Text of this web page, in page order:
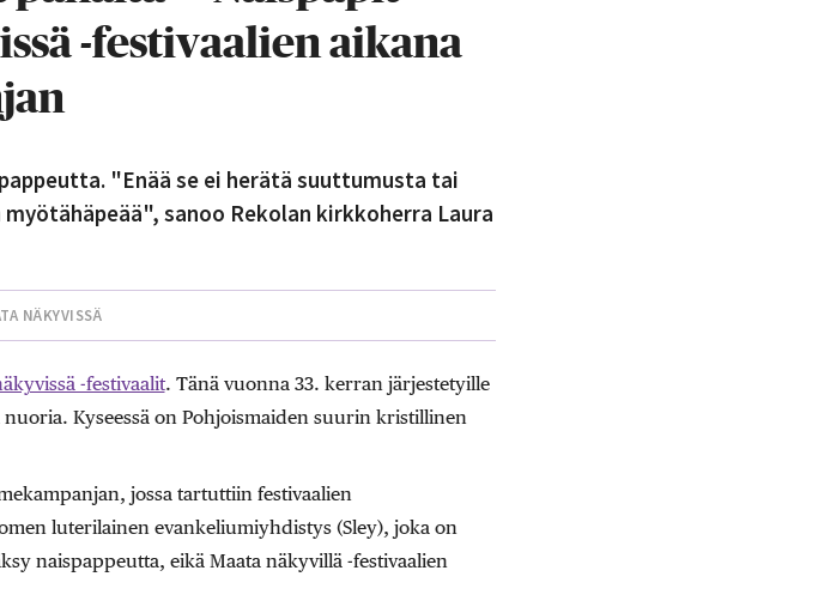
-festivaalien aikana
"Enää se ei herätä suuttumusta tai
sanoo Rekolan kirkkoherra Laura
NÄKYVISSÄ
-festivaalit. Tänä vuonna 33. kerran järjestetyille
Kyseessä on Pohjoismaiden suurin kristillinen
jossa tartuttiin festivaalien
luterilainen evankeliumiyhdistys (Sley), joka on
naispappeutta, eikä Maata näkyvillä -festivaalien